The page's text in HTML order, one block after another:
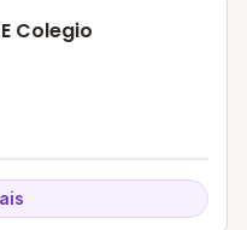
Colegio